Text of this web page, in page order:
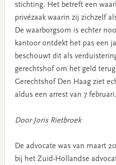
stichting. Het betreft een
privézaak waarin zij zichzelf
De waarborgsom is echter
kantoor ontdekt het pas een
beschouwt dit als
gerechtshof om het geld
Gerechtshof Den Haag ziet
aldus een arrest van 7 februari.
Door Joris Rietbroek
De advocate was van maart
bij het Zuid-Hollandse